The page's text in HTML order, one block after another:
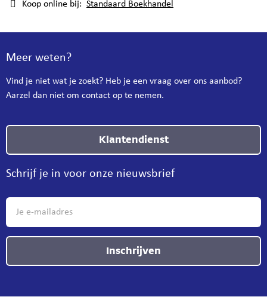
Koop online bij: Standaard Boekhandel
Meer weten?
Vind je niet wat je zoekt? Heb je een vraag over ons aanbod?
Aarzel dan niet om contact op te nemen.
Klantendienst
Schrijf je in voor onze nieuwsbrief
Inschrijven